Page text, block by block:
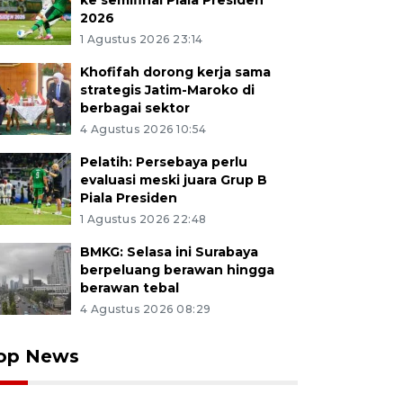
2026
1 Agustus 2026 23:14
Khofifah dorong kerja sama
strategis Jatim-Maroko di
berbagai sektor
4 Agustus 2026 10:54
Pelatih: Persebaya perlu
evaluasi meski juara Grup B
Piala Presiden
1 Agustus 2026 22:48
BMKG: Selasa ini Surabaya
berpeluang berawan hingga
berawan tebal
4 Agustus 2026 08:29
News